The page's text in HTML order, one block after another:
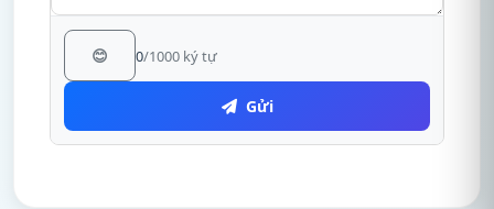
😊 0/1000 ký tự
Gửi